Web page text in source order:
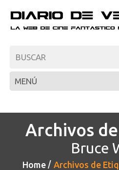
Archivos
Bruce
Home Archivos de